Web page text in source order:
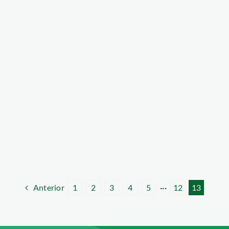
Anterior 1 2 3 4 5 ··· 12 13